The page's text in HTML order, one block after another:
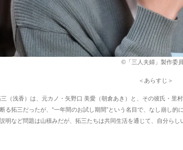
©「三人夫婦」製作委
＜あらすじ＞
（浅香）は、元カノ・矢野口 美愛（朝倉あき）と、その彼氏・里
る拓三だったが、“一年間のお試し期間”という名目で、なし崩し
明など問題は山積みだが、拓三たちは共同生活を通じて、自分らし